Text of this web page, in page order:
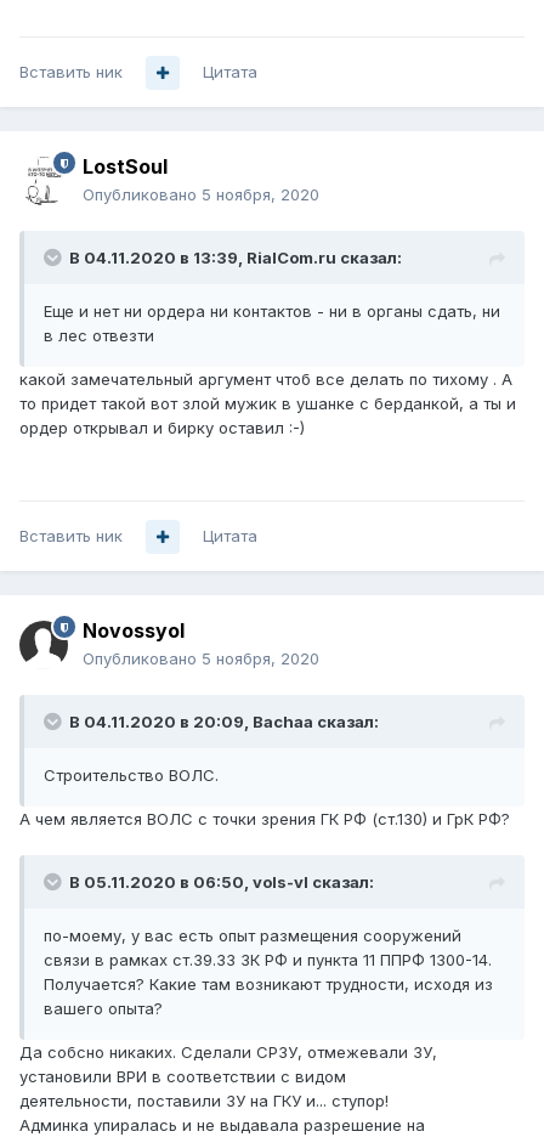
Вставить ник Цитата
LostSoul
Опубликовано 5 ноября, 2020
В 04.11.2020 в 13:39, RialCom.ru сказал:
Еще и нет ни ордера ни контактов - ни в органы сдать, ни
в лес отвезти
какой замечательный аргумент чтоб все делать по тихому . А
то придет такой вот злой мужик в ушанке с берданкой, а ты и
ордер открывал и бирку оставил :-)
Вставить ник Цитата
Novossyol
Опубликовано 5 ноября, 2020
В 04.11.2020 в 20:09, Bachaa сказал:
Строительство ВОЛС.
А чем является ВОЛС с точки зрения ГК РФ (ст.130) и ГрК РФ?
В 05.11.2020 в 06:50, vols-vl сказал:
по-моему, у вас есть опыт размещения сооружений
связи в рамках ст.39.33 ЗК РФ и пункта 11 ППРФ 1300-14.
Получается? Какие там возникают трудности, исходя из
вашего опыта?
Да собсно никаких. Сделали СРЗУ, отмежевали ЗУ,
установили ВРИ в соответствии с видом
деятельности, поставили ЗУ на ГКУ и... ступор!
Админка упиралась и не выдавала разрешение на